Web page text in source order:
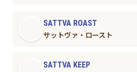
SATTVA ROAST
サットヴァ・ロースト
SATTVA KEEP